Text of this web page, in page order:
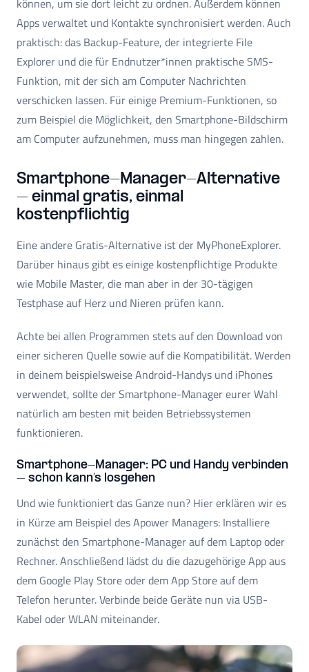
können, um sie dort leicht zu ordnen. Außerdem können
Apps verwaltet und Kontakte synchronisiert werden. Auch
praktisch: das Backup-Feature, der integrierte File
Explorer und die für Endnutzer*innen praktische SMS-
Funktion, mit der sich am Computer Nachrichten
verschicken lassen. Für einige Premium-Funktionen, so
zum Beispiel die Möglichkeit, den Smartphone-Bildschirm
am Computer aufzunehmen, muss man hingegen zahlen.
Smartphone-Manager-Alternative
– einmal gratis, einmal
kostenpflichtig
Eine andere Gratis-Alternative ist der MyPhoneExplorer.
Darüber hinaus gibt es einige kostenpflichtige Produkte
wie Mobile Master, die man aber in der 30-tägigen
Testphase auf Herz und Nieren prüfen kann.
Achte bei allen Programmen stets auf den Download von
einer sicheren Quelle sowie auf die Kompatibilität. Werden
in deinem beispielsweise Android-Handys und iPhones
verwendet, sollte der Smartphone-Manager eurer Wahl
natürlich am besten mit beiden Betriebssystemen
funktionieren.
Smartphone-Manager: PC und Handy verbinden
– schon kann’s losgehen
Und wie funktioniert das Ganze nun? Hier erklären wir es
in Kürze am Beispiel des Apower Managers: Installiere
zunächst den Smartphone-Manager auf dem Laptop oder
Rechner. Anschließend lädst du die dazugehörige App aus
dem Google Play Store oder dem App Store auf dem
Telefon herunter. Verbinde beide Geräte nun via USB-
Kabel oder WLAN miteinander.